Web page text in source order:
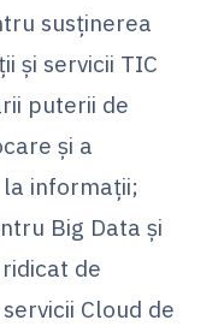
susținerea
și servicii TIC
puterii de
și a
informații;
Big Data și
de
Cloud de